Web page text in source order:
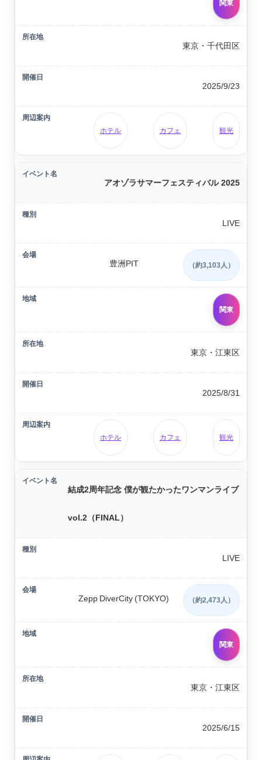
関東
東京・千代田区
2025/9/23
ホテル カフェ 観光
アオゾラサマーフェスティバル 2025
LIVE
豊洲PIT （約3,103人）
関東
東京・江東区
2025/8/31
ホテル カフェ 観光
結成2周年記念 僕が観たかったワンマンライブ
vol.2（FINAL）
LIVE
Zepp DiverCity (TOKYO) （約2,473人）
関東
東京・江東区
2025/6/15